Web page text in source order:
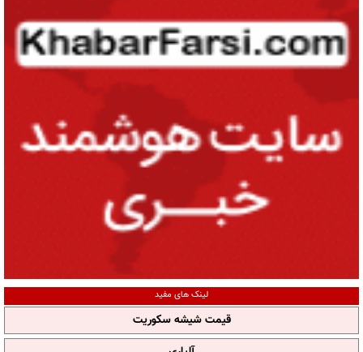
لینک های مفید
قیمت شیشه سکوریت